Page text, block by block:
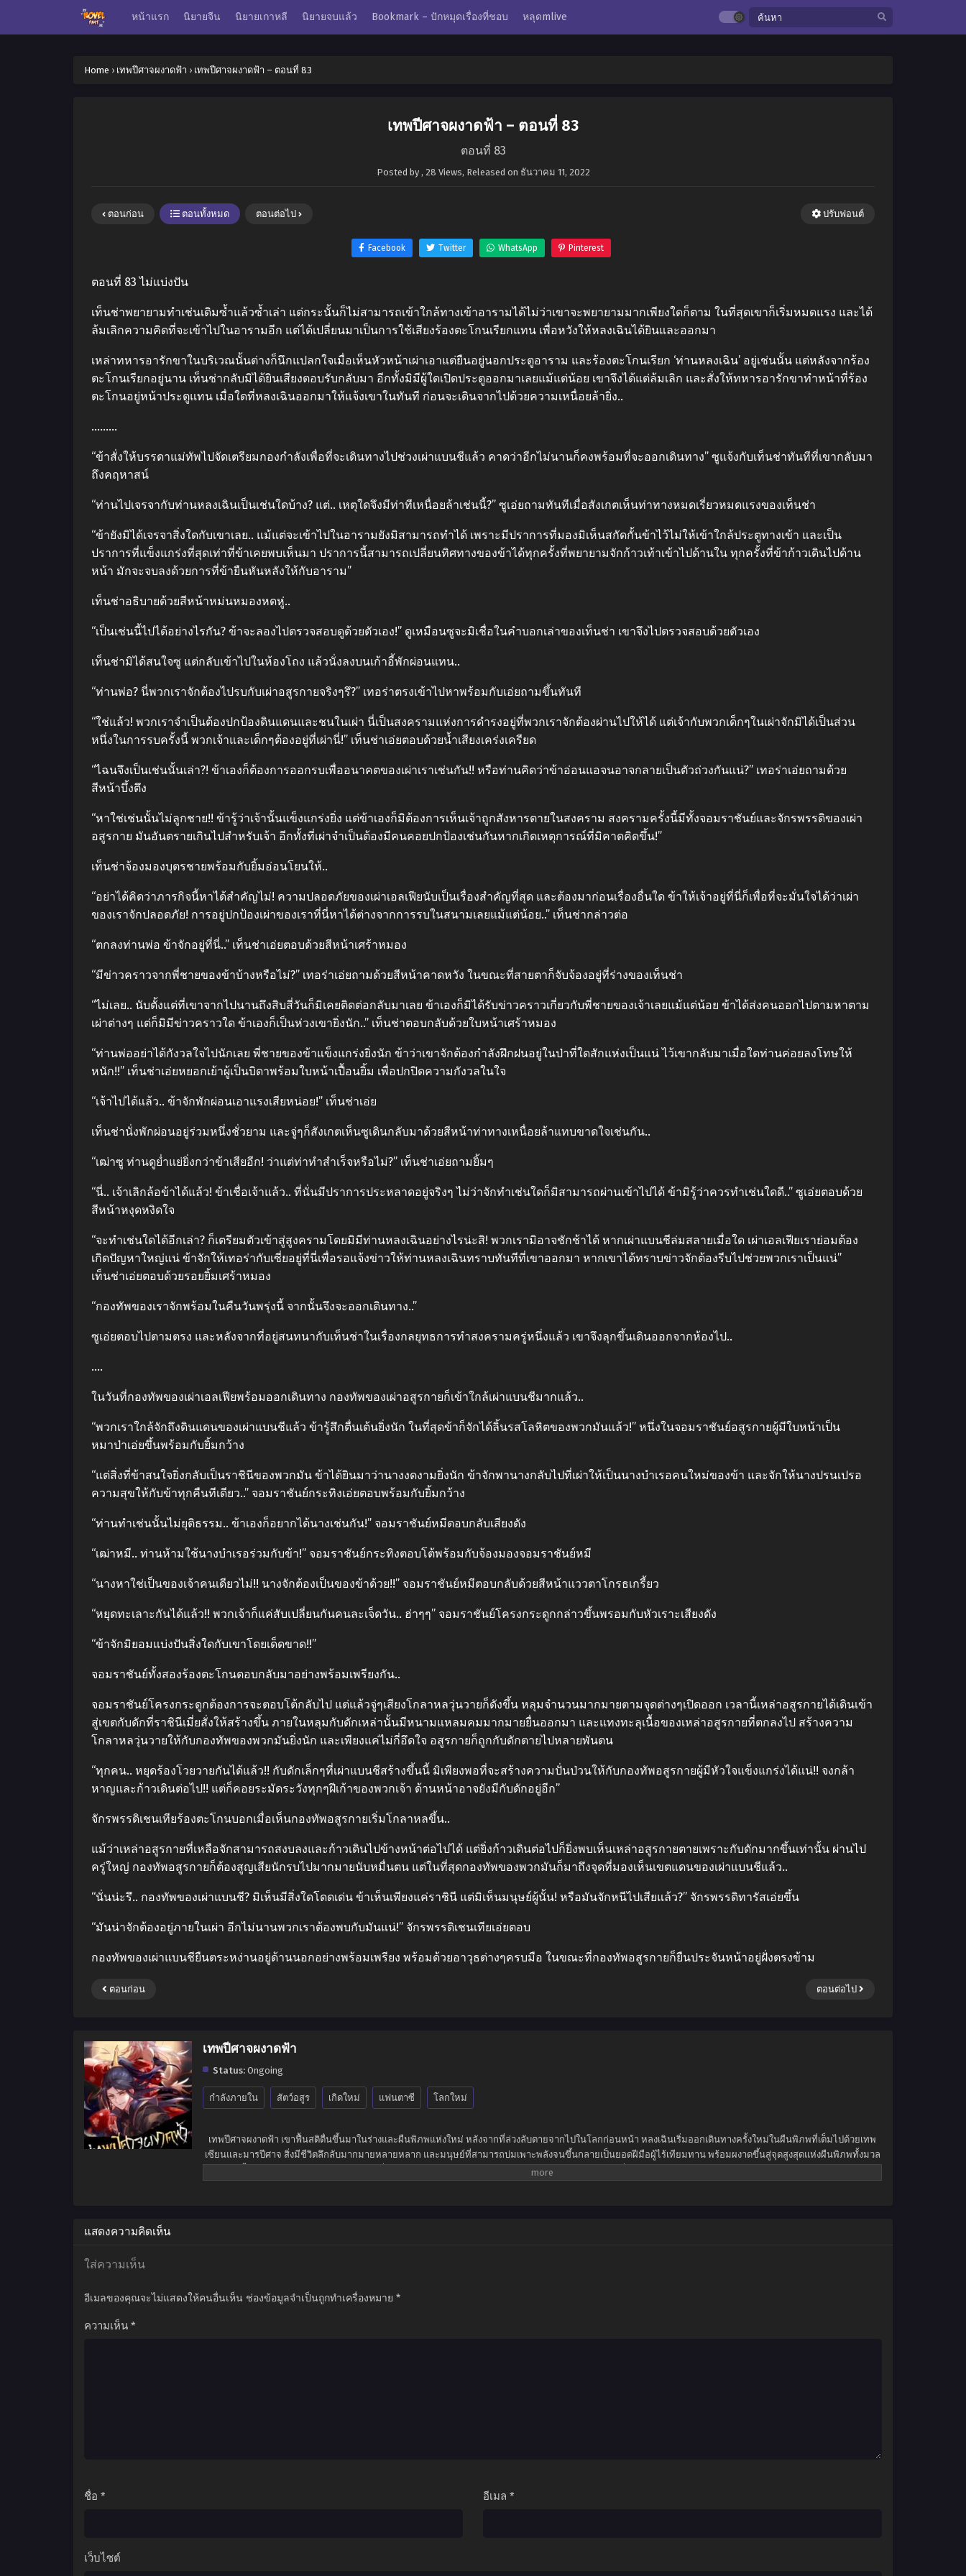
หน้าแรก นิยายจีน นิยายเกาหลี นิยายจบแล้ว Bookmark – ปักหมุดเรื่องที่ชอบ หลุดmlive
Home › เทพปีศาจผงาดฟ้า › เทพปีศาจผงาดฟ้า – ตอนที่ 83
เทพปีศาจผงาดฟ้า – ตอนที่ 83
ตอนที่ 83
Posted by , 28 Views, Released on ธันวาคม 11, 2022
ตอนก่อน ตอนทั้งหมด ตอนต่อไป ปรับฟอนต์
Facebook Twitter WhatsApp Pinterest
ตอนที่ 83 ไม่แบ่งปัน
เท็นช่าพยายามทำเช่นเดิมซ้ำแล้วซ้ำเล่า แต่กระนั้นก็ไม่สามารถเข้าใกล้ทางเข้าอารามได้ไม่ว่าเขาจะพยายามมากเพียงใดก็ตาม ในที่สุดเขาก็เริ่มหมดแรง และได้
ล้มเลิกความคิดที่จะเข้าไปในอารามอีก แต่ได้เปลี่ยนมาเป็นการใช้เสียงร้องตะโกนเรียกแทน เพื่อหวังให้หลงเฉินได้ยินและออกมา
เหล่าทหารอารักขาในบริเวณนั้นต่างก็นึกแปลกใจเมื่อเห็นหัวหน้าเผ่าเอาแต่ยืนอยู่นอกประตูอาราม และร้องตะโกนเรียก ‘ท่านหลงเฉิน’ อยู่เช่นนั้น แต่หลังจากร้อง
ตะโกนเรียกอยู่นาน เท็นช่ากลับมิได้ยินเสียงตอบรับกลับมา อีกทั้งมิมีผู้ใดเปิดประตูออกมาเลยแม้แต่น้อย เขาจึงได้แต่ล้มเลิก และสั่งให้ทหารอารักขาทำหน้าที่ร้อง
ตะโกนอยู่หน้าประตูแทน เมื่อใดที่หลงเฉินออกมาให้แจ้งเขาในทันที ก่อนจะเดินจากไปด้วยความเหนื่อยล้ายิ่ง..
………
“ข้าสั่งให้บรรดาแม่ทัพไปจัดเตรียมกองกำลังเพื่อที่จะเดินทางไปช่วงเผ่าแบนชีแล้ว คาดว่าอีกไม่นานก็คงพร้อมที่จะออกเดินทาง” ซูแจ้งกับเท็นช่าทันทีที่เขากลับมา
ถึงคฤหาสน์
“ท่านไปเจรจากับท่านหลงเฉินเป็นเช่นใดบ้าง? แต่.. เหตุใดจึงมีท่าทีเหนื่อยล้าเช่นนี้?” ซูเอ่ยถามทันทีเมื่อสังเกตเห็นท่าทางหมดเรี่ยวหมดแรงของเท็นช่า
“ข้ายังมิได้เจรจาสิ่งใดกับเขาเลย.. แม้แต่จะเข้าไปในอารามยังมิสามารถทำได้ เพราะมีปราการที่มองมิเห็นสกัดกั้นข้าไว้ไม่ให้เข้าใกล้ประตูทางเข้า และเป็น
ปราการที่แข็งแกร่งที่สุดเท่าที่ข้าเคยพบเห็นมา ปราการนี้สามารถเปลี่ยนทิศทางของข้าได้ทุกครั้งที่พยายามจักก้าวเท้าเข้าไปด้านใน ทุกครั้งที่ข้าก้าวเดินไปด้าน
หน้า มักจะจบลงด้วยการที่ข้ายืนหันหลังให้กับอาราม”
เท็นช่าอธิบายด้วยสีหน้าหม่นหมองหดหู่..
“เป็นเช่นนี้ไปได้อย่างไรกัน? ข้าจะลองไปตรวจสอบดูด้วยตัวเอง!” ดูเหมือนซูจะมิเชื่อในคำบอกเล่าของเท็นช่า เขาจึงไปตรวจสอบด้วยตัวเอง
เท็นช่ามิได้สนใจซู แต่กลับเข้าไปในห้องโถง แล้วนั่งลงบนเก้าอี้พักผ่อนแทน..
“ท่านพ่อ? นี่พวกเราจักต้องไปรบกับเผ่าอสูรกายจริงๆรึ?” เทอร่าตรงเข้าไปหาพร้อมกับเอ่ยถามขึ้นทันที
“ใช่แล้ว! พวกเราจำเป็นต้องปกป้องดินแดนและชนในเผ่า นี่เป็นสงครามแห่งการดำรงอยู่ที่พวกเราจักต้องผ่านไปให้ได้ แต่เจ้ากับพวกเด็กๆในเผ่าจักมิได้เป็นส่วน
หนึ่งในการรบครั้งนี้ พวกเจ้าและเด็กๆต้องอยู่ที่เผ่านี่!” เท็นช่าเอ่ยตอบด้วยน้ำเสียงเคร่งเครียด
“ไฉนจึงเป็นเช่นนั้นเล่า?! ข้าเองก็ต้องการออกรบเพื่ออนาคตของเผ่าเราเช่นกัน!! หรือท่านคิดว่าข้าอ่อนแอจนอาจกลายเป็นตัวถ่วงกันแน่?” เทอร่าเอ่ยถามด้วย
สีหน้าบึ้งตึง
“หาใช่เช่นนั้นไม่ลูกชาย!! ข้ารู้ว่าเจ้านั้นแข็งแกร่งยิ่ง แต่ข้าเองก็มิต้องการเห็นเจ้าถูกสังหารตายในสงคราม สงครามครั้งนี้มีทั้งจอมราชันย์และจักรพรรดิของเผ่า
อสูรกาย มันอันตรายเกินไปสำหรับเจ้า อีกทั้งที่เผ่าจำเป็นต้องมีคนคอยปกป้องเช่นกันหากเกิดเหตุการณ์ที่มิคาดคิดขึ้น!”
เท็นช่าจ้องมองบุตรชายพร้อมกับยิ้มอ่อนโยนให้..
“อย่าได้คิดว่าภารกิจนี้หาได้สำคัญไม่! ความปลอดภัยของเผ่าเอลเฟียนับเป็นเรื่องสำคัญที่สุด และต้องมาก่อนเรื่องอื่นใด ข้าให้เจ้าอยู่ที่นี่ก็เพื่อที่จะมั่นใจได้ว่าเผ่า
ของเราจักปลอดภัย! การอยู่ปกป้องเผ่าของเราที่นี่หาได้ต่างจากการรบในสนามเลยแม้แต่น้อย..” เท็นช่ากล่าวต่อ
“ตกลงท่านพ่อ ข้าจักอยู่ที่นี่..” เท็นช่าเอ่ยตอบด้วยสีหน้าเศร้าหมอง
“มีข่าวคราวจากพี่ชายของข้าบ้างหรือไม่?” เทอร่าเอ่ยถามด้วยสีหน้าคาดหวัง ในขณะที่สายตาก็จับจ้องอยู่ที่ร่างของเท็นช่า
“ไม่เลย.. นับตั้งแต่ที่เขาจากไปนานถึงสิบสี่วันก็มิเคยติดต่อกลับมาเลย ข้าเองก็มิได้รับข่าวคราวเกี่ยวกับพี่ชายของเจ้าเลยแม้แต่น้อย ข้าได้ส่งคนออกไปตามหาตาม
เผ่าต่างๆ แต่ก็มิมีข่าวคราวใด ข้าเองก็เป็นห่วงเขายิ่งนัก..” เท็นช่าตอบกลับด้วยใบหน้าเศร้าหมอง
“ท่านพ่ออย่าได้กังวลใจไปนักเลย พี่ชายของข้าแข็งแกร่งยิ่งนัก ข้าว่าเขาจักต้องกำลังฝึกฝนอยู่ในป่าที่ใดสักแห่งเป็นแน่ ไว้เขากลับมาเมื่อใดท่านค่อยลงโทษให้
หนัก!!” เท็นช่าเอ่ยหยอกเย้าผู้เป็นบิดาพร้อมใบหน้าเปื้อนยิ้ม เพื่อปกปิดความกังวลในใจ
“เจ้าไปได้แล้ว.. ข้าจักพักผ่อนเอาแรงเสียหน่อย!” เท็นช่าเอ่ย
เท็นช่านั่งพักผ่อนอยู่ร่วมหนึ่งชั่วยาม และจู่ๆก็สังเกตเห็นซูเดินกลับมาด้วยสีหน้าท่าทางเหนื่อยล้าแทบขาดใจเช่นกัน..
“เฒ่าซู ท่านดูย่ำแย่ยิ่งกว่าข้าเสียอีก! ว่าแต่ท่าทำสำเร็จหรือไม่?” เท็นช่าเอ่ยถามยิ้มๆ
“นี่.. เจ้าเลิกล้อข้าได้แล้ว! ข้าเชื่อเจ้าแล้ว.. ที่นั่นมีปราการประหลาดอยู่จริงๆ ไม่ว่าจักทำเช่นใดก็มิสามารถผ่านเข้าไปได้ ข้ามิรู้ว่าควรทำเช่นใดดี..” ซูเอ่ยตอบด้วย
สีหน้าหงุดหงิดใจ
“จะทำเช่นใดได้อีกเล่า? ก็เตรียมตัวเข้าสู่สูงครามโดยมิมีท่านหลงเฉินอย่างไรน่ะสิ! พวกเรามิอาจชักช้าได้ หากเผ่าแบนชีล่มสลายเมื่อใด เผ่าเอลเฟียเราย่อมต้อง
เกิดปัญหาใหญ่แน่ ข้าจักให้เทอร่ากับเซี่ยอยู่ที่นี่เพื่อรอแจ้งข่าวให้ท่านหลงเฉินทราบทันทีที่เขาออกมา หากเขาได้ทราบข่าวจักต้องรีบไปช่วยพวกเราเป็นแน่”
เท็นช่าเอ่ยตอบด้วยรอยยิ้มเศร้าหมอง
“กองทัพของเราจักพร้อมในคืนวันพรุ่งนี้ จากนั้นจึงจะออกเดินทาง..”
ซูเอ่ยตอบไปตามตรง และหลังจากที่อยู่สนทนากับเท็นช่าในเรื่องกลยุทธการทำสงครามครู่หนึ่งแล้ว เขาจึงลุกขึ้นเดินออกจากห้องไป..
….
ในวันที่กองทัพของเผ่าเอลเฟียพร้อมออกเดินทาง กองทัพของเผ่าอสูรกายก็เข้าใกล้เผ่าแบนชีมากแล้ว..
“พวกเราใกล้จักถึงดินแดนของเผ่าแบนชีแล้ว ข้ารู้สึกตื่นเต้นยิ่งนัก ในที่สุดข้าก็จักได้ลิ้นรสโลหิตของพวกมันแล้ว!” หนึ่งในจอมราชันย์อสูรกายผู้มีใบหน้าเป็น
หมาป่าเอ่ยขึ้นพร้อมกับยิ้มกว้าง
“แต่สิ่งที่ข้าสนใจยิ่งกลับเป็นราชินีของพวกมัน ข้าได้ยินมาว่านางงดงามยิ่งนัก ข้าจักพานางกลับไปที่เผ่าให้เป็นนางบำเรอคนใหม่ของข้า และจักให้นางปรนเปรอ
ความสุขให้กับข้าทุกคืนทีเดียว..” จอมราชันย์กระทิงเอ่ยตอบพร้อมกับยิ้มกว้าง
“ท่านทำเช่นนั้นไม่ยุติธรรม.. ข้าเองก็อยากได้นางเช่นกัน!” จอมราชันย์หมีตอบกลับเสียงดัง
“เฒ่าหมี.. ท่านห้ามใช้นางบำเรอร่วมกับข้า!” จอมราชันย์กระทิงตอบโต้พร้อมกับจ้องมองจอมราชันย์หมี
“นางหาใช่เป็นของเจ้าคนเดียวไม่!! นางจักต้องเป็นของข้าด้วย!!” จอมราชันย์หมีตอบกลับด้วยสีหน้าแววตาโกรธเกรี้ยว
“หยุดทะเลาะกันได้แล้ว!! พวกเจ้าก็แค่สับเปลี่ยนกันคนละเจ็ดวัน.. ฮ่าๆๆ” จอมราชันย์โครงกระดูกกล่าวขึ้นพรอมกับหัวเราะเสียงดัง
“ข้าจักมิยอมแบ่งปันสิ่งใดกับเขาโดยเด็ดขาด!!”
จอมราชันย์ทั้งสองร้องตะโกนตอบกลับมาอย่างพร้อมเพรียงกัน..
จอมราชันย์โครงกระดูกต้องการจะตอบโต้กลับไป แต่แล้วจู่ๆเสียงโกลาหลวุ่นวายก็ดังขึ้น หลุมจำนวนมากมายตามจุดต่างๆเปิดออก เวลานี้เหล่าอสูรกายได้เดินเข้า
สู่เขตกับดักที่ราชินีเมี่ยสั่งให้สร้างขึ้น ภายในหลุมกับดักเหล่านั้นมีหนามแหลมคมมากมายยื่นออกมา และแทงทะลุเนื้อของเหล่าอสูรกายที่ตกลงไป สร้างความ
โกลาหลวุ่นวายให้กับกองทัพของพวกมันยิ่งนัก และเพียงแค่ไม่กี่อึดใจ อสูรกายก็ถูกกับดักตายไปหลายพันตน
“ทุกคน.. หยุดร้องโวยวายกันได้แล้ว!! กับดักเล็กๆที่เผ่าแบนชีสร้างขึ้นนี้ มิเพียงพอที่จะสร้างความปั่นป่วนให้กับกองทัพอสูรกายผู้มีหัวใจแข็งแกร่งได้แน่!! จงกล้า
หาญและก้าวเดินต่อไป!! แต่ก็คอยระมัดระวังทุกๆฝีเก้าของพวกเจ้า ด้านหน้าอาจยังมีกับดักอยู่อีก”
จักรพรรดิเชนเทียร้องตะโกนบอกเมื่อเห็นกองทัพอสูรกายเริ่มโกลาหลขึ้น..
แม้ว่าเหล่าอสูรกายที่เหลือจักสามารถสงบลงและก้าวเดินไปข้างหน้าต่อไปได้ แต่ยิ่งก้าวเดินต่อไปก็ยิ่งพบเห็นเหล่าอสูรกายตายเพราะกับดักมากขึ้นเท่านั้น ผ่านไป
ครู่ใหญ่ กองทัพอสูรกายก็ต้องสูญเสียนักรบไปมากมายนับหมื่นตน แต่ในที่สุดกองทัพของพวกมันก็มาถึงจุดที่มองเห็นเขตแดนของเผ่าแบนชีแล้ว..
“นั่นน่ะรึ.. กองทัพของเผ่าแบนชี? มิเห็นมีสิ่งใดโดดเด่น ข้าเห็นเพียงแค่ราชินี แต่มิเห็นมนุษย์ผู้นั้น! หรือมันจักหนีไปเสียแล้ว?” จักรพรรดิทารัสเอ่ยขึ้น
“มันน่าจักต้องอยู่ภายในเผ่า อีกไม่นานพวกเราต้องพบกับมันแน่!” จักรพรรดิเชนเทียเอ่ยตอบ
กองทัพของเผ่าแบนชียืนตระหง่านอยู่ด้านนอกอย่างพร้อมเพรียง พร้อมด้วยอาวุธต่างๆครบมือ ในขณะที่กองทัพอสูรกายก็ยืนประจันหน้าอยู่ฝั่งตรงข้าม
ตอนก่อน ตอนต่อไป
เทพปีศาจผงาดฟ้า
Status: Ongoing
กำลังภายใน สัตว์อสูร เกิดใหม่ แฟนตาซี โลกใหม่
เทพปีศาจผงาดฟ้า เขาฟื้นสติตื่นขึ้นมาในร่างและผืนพิภพแห่งใหม่ หลังจากที่ล่วงลับตายจากไปในโลกก่อนหน้า หลงเฉินเริ่มออกเดินทางครั้งใหม่ในผืนพิภพที่เต็มไปด้วยเทพ
เซียนและมารปีศาจ สิ่งมีชีวิตลึกลับมากมายหลายหลาก และมนุษย์ที่สามารถบ่มเพาะพลังจนขึ้นกลายเป็นยอดฝีมือผู้ไร้เทียมทาน พร้อมผงาดขึ้นสู่จุดสูงสุดแห่งผืนพิภพทั้งมวล
หนทางเบื้องหน้าของเขามิได้เรียบง่ายอย่างที่คิด จำต้องฝ่าฟันอุปสรรคมากมายเกินคณานับ สังหารทุกคนที่เข้าขัดขวาง ยอดผู้ฝึกยุทธ์พเนจรท่องโลกาท้ายุทธภพสุดขอบฟ้า
แสดงความคิดเห็น
ใส่ความเห็น
อีเมลของคุณจะไม่แสดงให้คนอื่นเห็น ช่องข้อมูลจำเป็นถูกทำเครื่องหมาย *
ความเห็น *
ชื่อ * อีเมล *
เว็บไซต์